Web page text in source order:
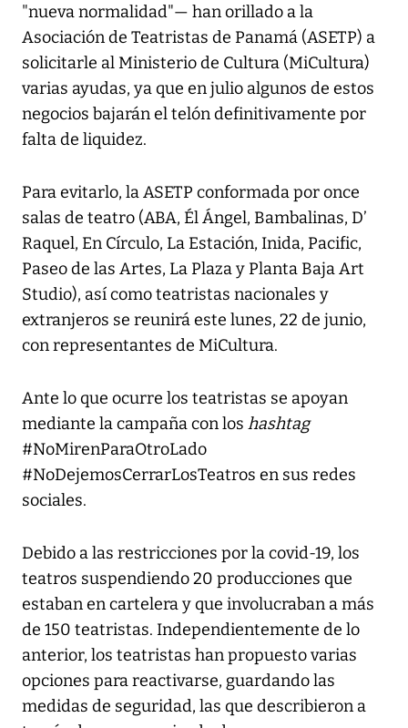
"nueva normalidad"— han orillado a la
Asociación de Teatristas de Panamá (ASETP) a
solicitarle al Ministerio de Cultura (MiCultura)
varias ayudas, ya que en julio algunos de estos
negocios bajarán el telón definitivamente por
falta de liquidez.
Para evitarlo, la ASETP conformada por once
salas de teatro (ABA, Él Ángel, Bambalinas, D’
Raquel, En Círculo, La Estación, Inida, Pacific,
Paseo de las Artes, La Plaza y Planta Baja Art
Studio), así como teatristas nacionales y
extranjeros se reunirá este lunes, 22 de junio,
con representantes de MiCultura.
Ante lo que ocurre los teatristas se apoyan
mediante la campaña con los hashtag
#NoMirenParaOtroLado
#NoDejemosCerrarLosTeatros en sus redes
sociales.
Debido a las restricciones por la covid-19, los
teatros suspendiendo 20 producciones que
estaban en cartelera y que involucraban a más
de 150 teatristas. Independientemente de lo
anterior, los teatristas han propuesto varias
opciones para reactivarse, guardando las
medidas de seguridad, las que describieron a